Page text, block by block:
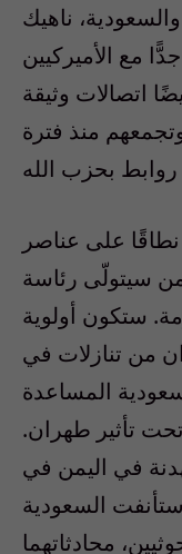
ناهيك
مع الأميركيين
اتصالات وثيقة
وتجمعهم منذ فترة
على عناصر
سيتولّى رئاسة
ستكون أولوية
من تنازلات في
المساعدة
تحت تأثير طهران.
في اليمن في
السعودية
محادثاتهما